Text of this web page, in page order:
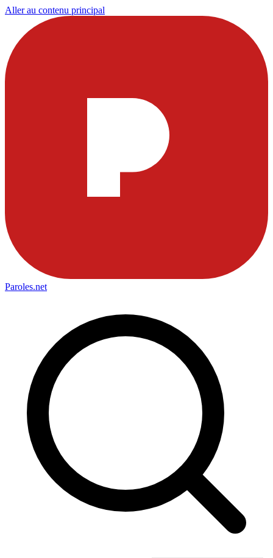
Aller au contenu principal
Paroles.net